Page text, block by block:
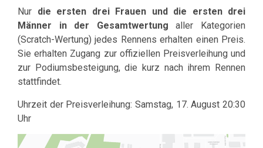
Nur die ersten drei Frauen und die ersten drei
Männer in der Gesamtwertung aller Kategorien
(Scratch-Wertung) jedes Rennens erhalten einen Preis.
Sie erhalten Zugang zur offiziellen Preisverleihung und
zur Podiumsbesteigung, die kurz nach ihrem Rennen
stattfindet.
Uhrzeit der Preisverleihung: Samstag, 17. August 20:30
Uhr